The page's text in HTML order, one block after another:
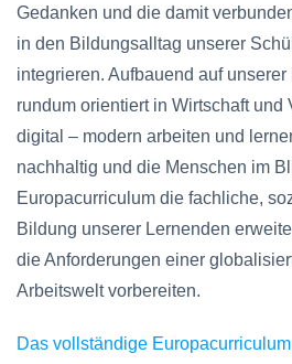
Gedanken und die damit
in den Bildungsalltag unserer
integrieren. Aufbauend auf unserer
rundum orientiert in Wirtschaft und
digital – modern arbeiten und
nachhaltig und die Menschen im
Europacurriculum die fachliche,
Bildung unserer Lernenden
die Anforderungen einer
Arbeitswelt vorbereiten.
Das vollständige